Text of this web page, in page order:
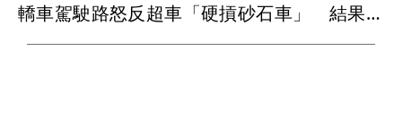
轎車駕駛路怒反超車「硬摃砂石車」 結果變成稀巴爛